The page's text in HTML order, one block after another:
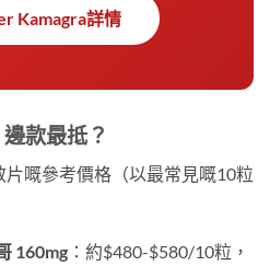
Kamagra詳情
款最抵？
嘅參考價格（以最常見嘅10粒
160mg：約$480-$580/10粒，